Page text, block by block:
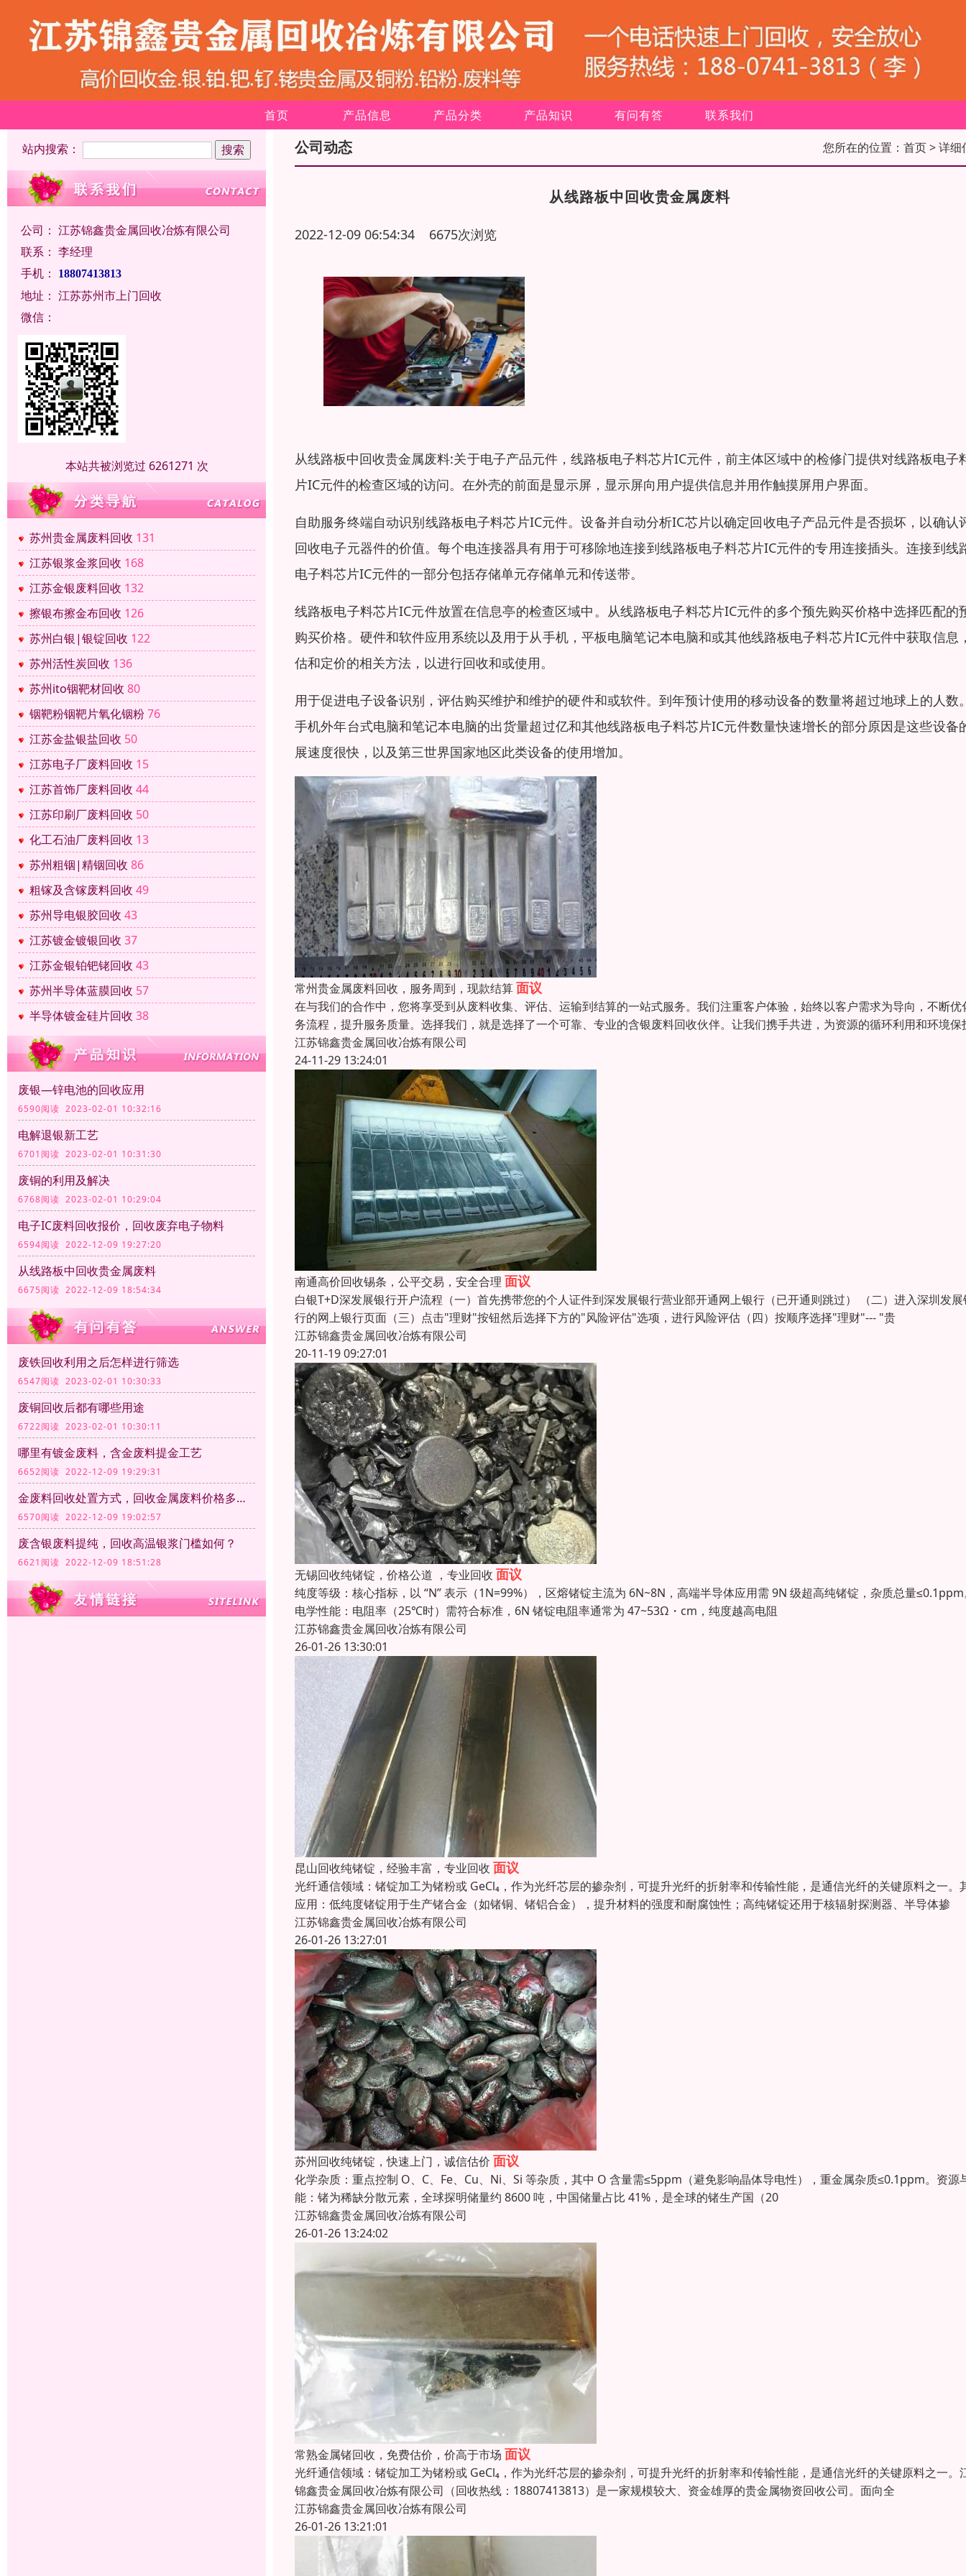
首页 产品信息 产品分类 产品知识 有问有答 联系我们
站内搜索：
公司： 江苏锦鑫贵金属回收冶炼有限公司
联系： 李经理
手机：
18807413813
地址： 江苏苏州市上门回收
微信：
本站共被浏览过 6261271 次
苏州贵金属废料回收 131
江苏银浆金浆回收 168
江苏金银废料回收 132
擦银布擦金布回收 126
苏州白银|银锭回收 122
苏州活性炭回收 136
苏州ito铟靶材回收 80
铟靶粉铟靶片氧化铟粉76
江苏金盐银盐回收 50
江苏电子厂废料回收 15
江苏首饰厂废料回收 44
江苏印刷厂废料回收 50
化工石油厂废料回收 13
苏州粗铟|精铟回收 86
粗镓及含镓废料回收 49
苏州导电银胶回收 43
江苏镀金镀银回收 37
江苏金银铂钯铑回收 43
苏州半导体蓝膜回收 57
半导体镀金硅片回收 38
废银—锌电池的回收应用
6590阅读 2023-02-01 10:32:16
电解退银新工艺
6701阅读 2023-02-01 10:31:30
废铜的利用及解决
6768阅读 2023-02-01 10:29:04
电子IC废料回收报价，回收废弃电子物料
6594阅读 2022-12-09 19:27:20
从线路板中回收贵金属废料
6675阅读 2022-12-09 18:54:34
废铁回收利用之后怎样进行筛选
6547阅读 2023-02-01 10:30:33
废铜回收后都有哪些用途
6722阅读 2023-02-01 10:30:11
哪里有镀金废料，含金废料提金工艺
6652阅读 2022-12-09 19:29:31
金废料回收处置方式，回收金属废料价格多少钱一公斤？
6570阅读 2022-12-09 19:02:57
废含银废料提纯，回收高温银浆门槛如何？
6621阅读 2022-12-09 18:51:28
公司动态 您所在的位置： 首页> 详细
从线路板中回收贵金属废料
2022-12-09 06:54:34 6675次浏览
从线路板中回收贵金属废料:关于电子产品元件，线路板电子料芯片IC元件，前主体区域中的检修门提供对线路板电子
片IC元件的检查区域的访问。在外壳的前面是显示屏，显示屏向用户提供信息并用作触摸屏用户界面。
自助服务终端自动识别线路板电子料芯片IC元件。设备并自动分析IC芯片以确定回收电子产品元件是否损坏，以确认
回收电子元器件的价值。每个电连接器具有用于可移除地连接到线路板电子料芯片IC元件的专用连接插头。连接到线
电子料芯片IC元件的一部分包括存储单元存储单元和传送带。
线路板电子料芯片IC元件放置在信息亭的检查区域中。从线路板电子料芯片IC元件的多个预先购买价格中选择匹配的
购买价格。硬件和软件应用系统以及用于从手机，平板电脑笔记本电脑和或其他线路板电子料芯片IC元件中获取信息
估和定价的相关方法，以进行回收和或使用。
用于促进电子设备识别，评估购买维护和维护的硬件和或软件。到年预计使用的移动设备的数量将超过地球上的人数
手机外年台式电脑和笔记本电脑的出货量超过亿和其他线路板电子料芯片IC元件数量快速增长的部分原因是这些设备
展速度很快，以及第三世界国家地区此类设备的使用增加。
常州贵金属废料回收，服务周到，现款结算面议
在与我们的合作中，您将享受到从废料收集、评估、运输到结算的一站式服务。我们注重客户体验，始终以客户需求为导向，不断优
务流程，提升服务质量。选择我们，就是选择了一个可靠、专业的含银废料回收伙伴。让我们携手共进，为资源的循环利用和环境保
江苏锦鑫贵金属回收冶炼有限公司
24-11-29 13:24:01
南通高价回收锡条，公平交易，安全合理 面议
白银T+D深发展银行开户流程（一）首先携带您的个人证件到深发展银行营业部开通网上银行（已开通则跳过） （二）进入深圳发展
行的网上银行页面（三）点击"理财"按钮然后选择下方的"风险评估"选项，进行风险评估（四）按顺序选择"理财"--- "贵
江苏锦鑫贵金属回收冶炼有限公司
20-11-19 09:27:01
无锡回收纯锗锭，价格公道 ，专业回收 面议
纯度等级：核心指标，以 “N” 表示（1N=99%），区熔锗锭主流为 6N~8N，高端半导体应用需 9N 级超高纯锗锭，杂质总量
电学性能：电阻率（25℃时）需符合标准，6N 锗锭电阻率通常为 47~53Ω・cm，纯度越高电阻
江苏锦鑫贵金属回收冶炼有限公司
26-01-26 13:30:01
昆山回收纯锗锭，经验丰富，专业回收 面议
光纤通信领域：锗锭加工为锗粉或 GeCl₄，作为光纤芯层的掺杂剂，可提升光纤的折射率和传输性能，是通信光纤的关键原料之一。
应用：低纯度锗锭用于生产锗合金（如锗铜、锗铝合金），提升材料的强度和耐腐蚀性；高纯锗锭还用于核辐射探测器、半导体掺
江苏锦鑫贵金属回收冶炼有限公司
26-01-26 13:27:01
苏州回收纯锗锭，快速上门，诚信估价 面议
化学杂质：重点控制 O、C、Fe、Cu、Ni、Si 等杂质，其中 O 含量需≤5ppm（避免影响晶体导电性），重金属杂质≤0.1ppm。资源
能：锗为稀缺分散元素，全球探明储量约 8600 吨，中国储量占比 41%，是全球的锗生产国（20
江苏锦鑫贵金属回收冶炼有限公司
26-01-26 13:24:02
常熟金属锗回收，免费估价，价高于市场 面议
光纤通信领域：锗锭加工为锗粉或 GeCl₄，作为光纤芯层的掺杂剂，可提升光纤的折射率和传输性能，是通信光纤的关键原料之一。
锦鑫贵金属回收冶炼有限公司（回收热线：18807413813）是一家规模较大、资金雄厚的贵金属物资回收公司。面向全
江苏锦鑫贵金属回收冶炼有限公司
26-01-26 13:21:01